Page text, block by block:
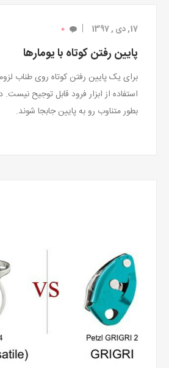
17, دی , 1397 0
پایین رفتن کوتاه با یومارها
برای یک پایین رفتن کوتاه روی طناب
استفاده از ابزار فرود قابل توجیح نیست.
بطور متناوب رو به پایین جابجا شوند.